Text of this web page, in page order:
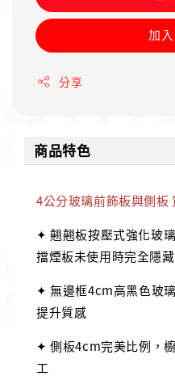
加
分享
商品特色
4公分玻璃前飾板與側板
✦ 翹翹板按壓式強化玻
擋煙板未使用時完全隱
✦ 無邊框4cm高黑色玻
提升質感
✦ 側板4cm完美比例，
工